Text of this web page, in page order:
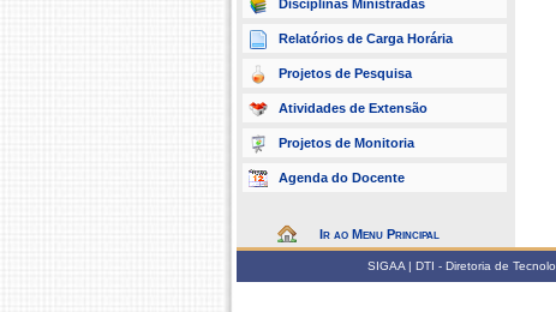
Disciplinas Ministradas
Relatórios de Carga Horária
Projetos de Pesquisa
Atividades de Extensão
Projetos de Monitoria
Agenda do Docente
Ir ao Menu Principal
SIGAA | DTI - Diretoria de